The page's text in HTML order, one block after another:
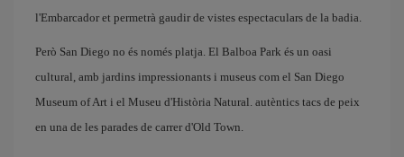
l'Embarcador et permetrà gaudir de vistes espectaculars de la badia.
Però San Diego no és només platja. El Balboa Park és un oasi
cultural, amb jardins impressionants i museus com el San Diego
Museum of Art i el Museu d'Història Natural. autèntics tacs de peix
en una de les parades de carrer d'Old Town.